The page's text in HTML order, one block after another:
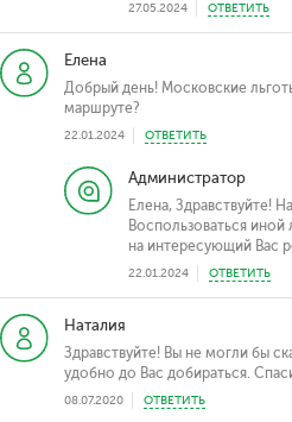
27.05.2024 ОТВЕТИТЬ
Елена
Добрый день! Московские
маршруте?
22.01.2024 ОТВЕТИТЬ
Администратор
Елена, Здравствуйте!
Воспользоваться иной
на интересующий Вас
22.01.2024 ОТВЕТИТЬ
Наталия
Здравствуйте! Вы не могли бы
удобно до Вас добираться.
08.07.2020 ОТВЕТИТЬ